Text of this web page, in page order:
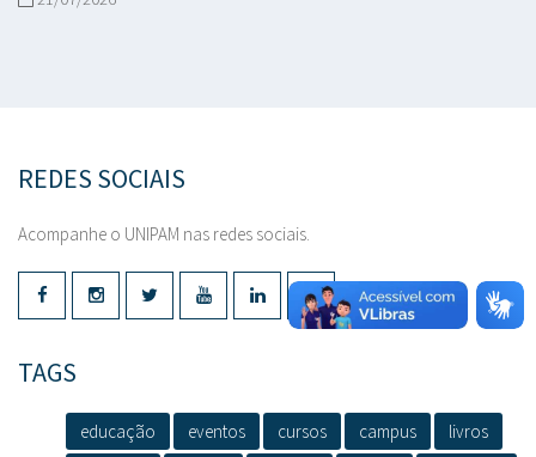
REDES SOCIAIS
Acompanhe o UNIPAM nas redes sociais.
TAGS
educação eventos cursos campus
livros